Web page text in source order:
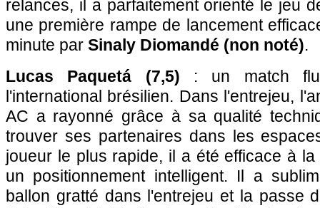
relances, il a parfaitement orienté le jeu
une première rampe de lancement
minute par Sinaly Diomandé (non noté).
Lucas Paquetá (7,5) : un match
l'international brésilien. Dans l'entrejeu,
AC a rayonné grâce à sa qualité
trouver ses partenaires dans les
joueur le plus rapide, il a été efficace à
un positionnement intelligent. Il a
ballon gratté dans l'entrejeu et la passe